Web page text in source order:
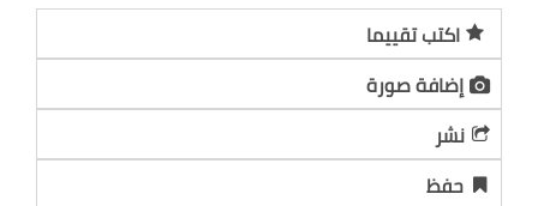
اكتب تقييما
إضافة صورة
نشر
حفظ